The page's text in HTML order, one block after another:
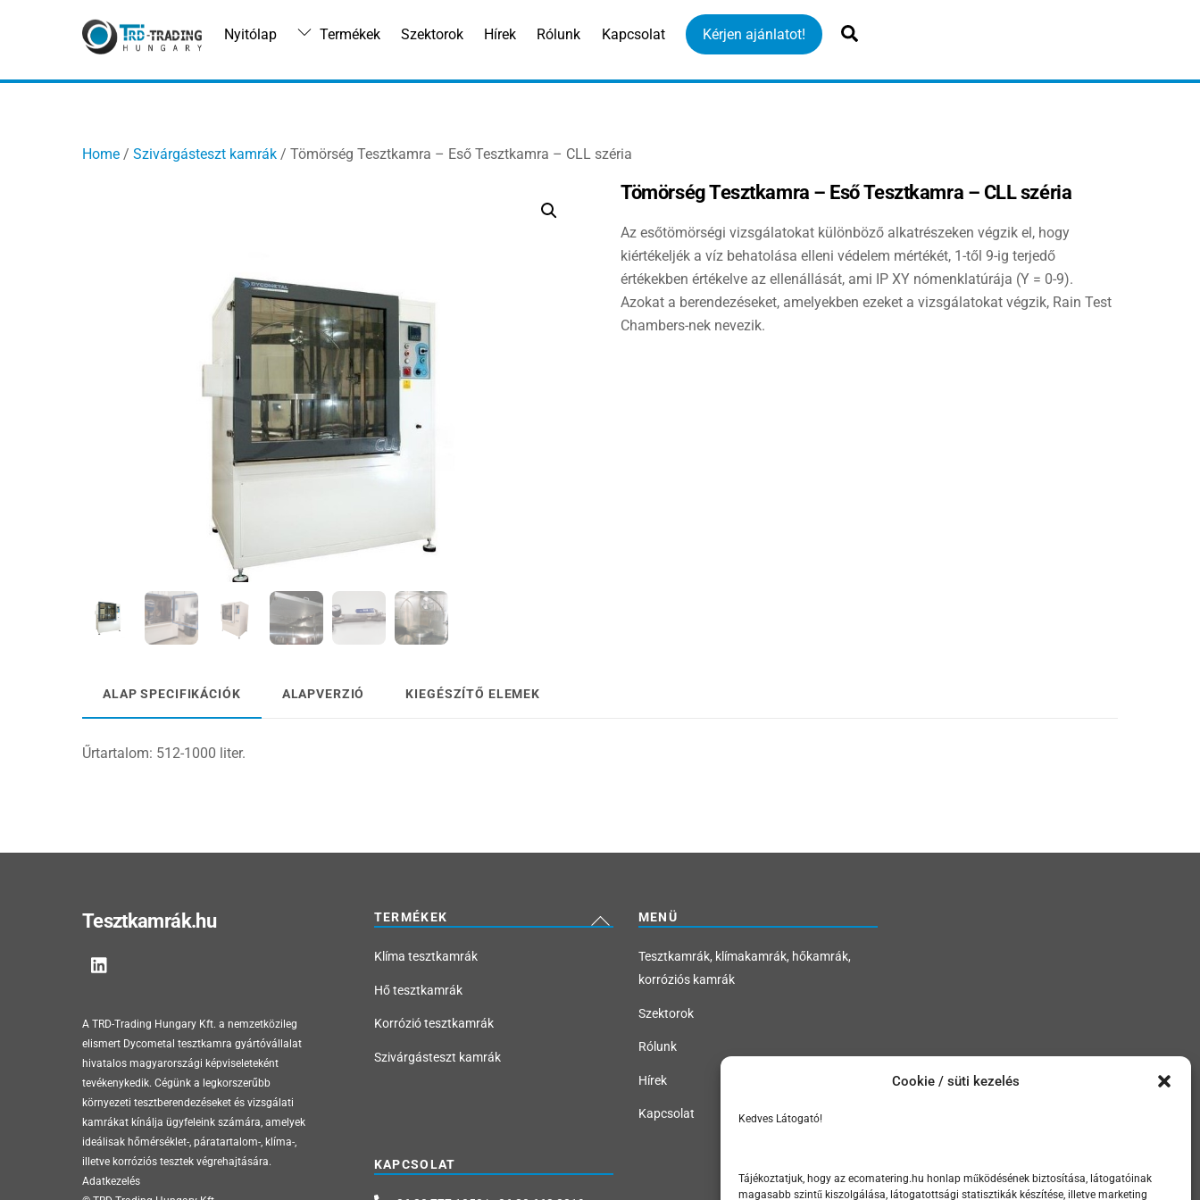
Cookie / süti kezelés
Kedves Látogató!
Tájékoztatjuk, hogy az ecomatering.hu honlap működésének biztosítása, látogatóinak
magasabb szintű kiszolgálása, látogatottsági statisztikák készítése, illetve marketing
Nyitólap Termékek Szektorok Hírek Rólunk Kapcsolat Kérjen ajánlatot!
Home / Szivárgásteszt kamrák / Tömörség Tesztkamra – Eső Tesztkamra – CLL széria
Tömörség Tesztkamra – Eső Tesztkamra – CLL széria
Az esőtömörségi vizsgálatokat különböző alkatrészeken végzik el, hogy
kiértékeljék a víz behatolása elleni védelem mértékét, 1-től 9-ig terjedő
értékekben értékelve az ellenállását, ami IP XY nómenklatúrája (Y = 0-9).
Azokat a berendezéseket, amelyekben ezeket a vizsgálatokat végzik, Rain Test
Chambers-nek nevezik.
ALAP SPECIFIKÁCIÓK ALAPVERZIÓ KIEGÉSZÍTŐ ELEMEK
Űrtartalom: 512-1000 liter.
Back
Tesztkamrák.hu
A TRD-Trading Hungary Kft. a nemzetközileg
elismert Dycometal tesztkamra gyártóvállalat
hivatalos magyarországi képviseleteként
tevékenykedik. Cégünk a legkorszerűbb
környezeti tesztberendezéseket és vizsgálati
kamrákat kínálja ügyfeleink számára, amelyek
ideálisak hőmérséklet-, páratartalom-, klíma-,
illetve korróziós tesztek végrehajtására.
Adatkezelés
TERMÉKEK
Klíma tesztkamrák
Hő tesztkamrák
Korrózió tesztkamrák
Szivárgásteszt kamrák
MENÜ
Tesztkamrák, klímakamrák, hőkamrák,
korróziós kamrák
Szektorok
Rólunk
Hírek
Kapcsolat
KAPCSOLAT